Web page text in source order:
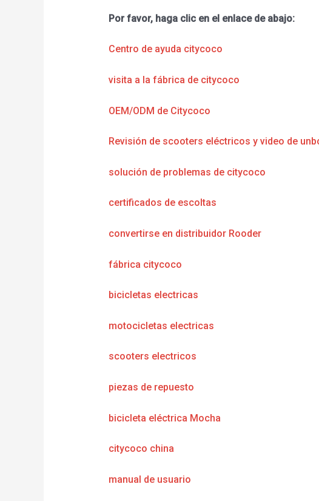
Por favor, haga clic en el enlace de abajo:
Centro de ayuda citycoco
visita a la fábrica de citycoco
OEM/ODM de Citycoco
Revisión de scooters eléctricos y video de
solución de problemas de citycoco
certificados de escoltas
convertirse en distribuidor Rooder
fábrica citycoco
bicicletas electricas
motocicletas electricas
scooters electricos
piezas de repuesto
bicicleta eléctrica Mocha
citycoco china
manual de usuario